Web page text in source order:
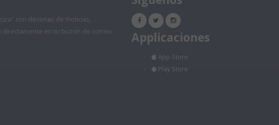
con decenas de !noticias,
directamente en tu buzón de correo
Applicaciones
App Store
Play Store